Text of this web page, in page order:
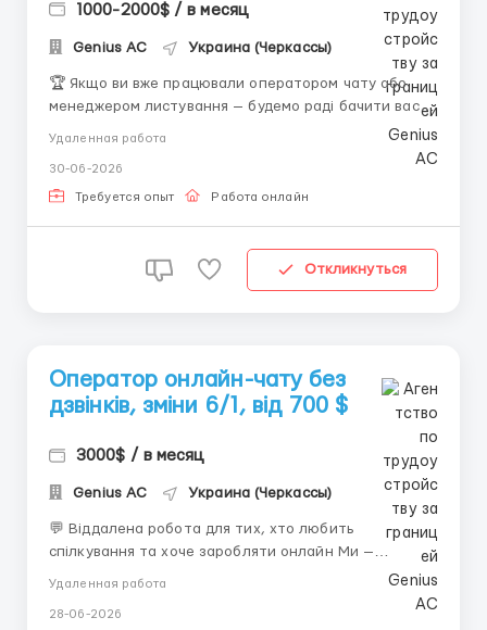
1000-2000$ / в месяц
Genius AС Украина (Черкассы)
🏆 Якщо ви вже працювали оператором чату або
менеджером листування — будемо раді бачити вас у
Виплати 2 рази на місяць 💰 Швидкий кар'єрний ріст
Формат роботи: віддалено. 📩 Te...
Удаленная работа
30-06-2026
Требуется опыт Работа онлайн
Откликнуться
Оператор онлайн-чату без
дзвінків, зміни 6/1, від 700 $
3000$ / в месяц
Genius AС Украина (Черкассы)
💬 Віддалена робота для тих, хто любить
спілкування та хоче заробляти онлайн Ми —
команда, яка активно розвивається, і зараз шукаємо
операторів текстового чату для роботи з іноземною
аудиторією. 📌 Формат роботи: • Текстове
Удаленная работа
28-06-2026